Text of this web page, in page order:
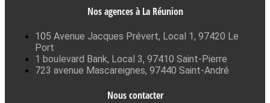
Nos agences à La Réunion
105 Avenue Jacques Prévert, Local 1, 97420 Le
Port
1 boulevard Bank, Local 3, 97410 Saint-Pierre
723 avenue Mascareignes, 97440 Saint-André
Nous contacter